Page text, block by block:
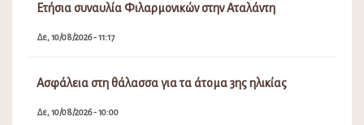
Ετήσια συναυλία Φιλαρμονικών στην Αταλάντη
Δε, 10/08/2026 - 11:17
Ασφάλεια στη θάλασσα για τα άτομα 3ης ηλικίας
Δε, 10/08/2026 - 10:00